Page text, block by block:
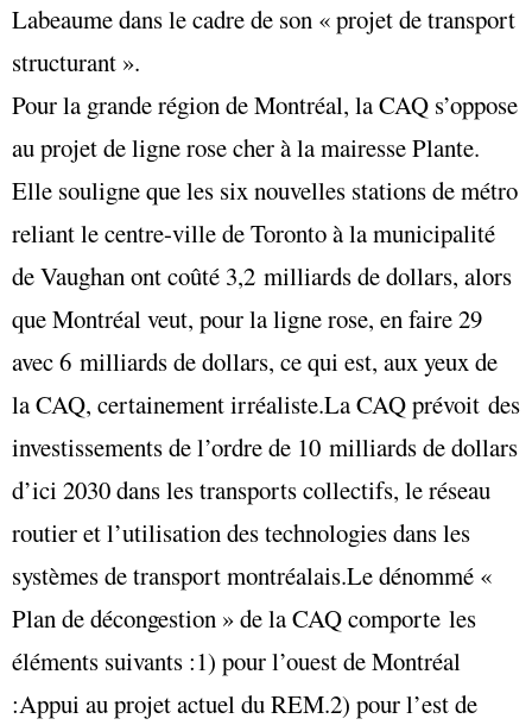
Labeaume dans le cadre de son « projet de transport
structurant ».
Pour la grande région de Montréal, la CAQ s’oppose
au projet de ligne rose cher à la mairesse Plante.
Elle souligne que les six nouvelles stations de métro
reliant le centre-ville de Toronto à la municipalité
de Vaughan ont coûté 3,2 milliards de dollars, alors
que Montréal veut, pour la ligne rose, en faire 29
avec 6 milliards de dollars, ce qui est, aux yeux de
la CAQ, certainement irréaliste.La CAQ prévoit des
investissements de l’ordre de 10 milliards de dollars
d’ici 2030 dans les transports collectifs, le réseau
routier et l’utilisation des technologies dans les
systèmes de transport montréalais.Le dénommé «
Plan de décongestion » de la CAQ comporte les
éléments suivants :1) pour l’ouest de Montréal
:Appui au projet actuel du REM.2) pour l’est de